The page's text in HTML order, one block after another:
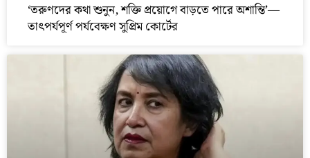
‘তরুণদের কথা শুনুন, শক্তি প্রয়োগে বাড়তে পারে অশান্তি’—
তাৎপর্যপূর্ণ পর্যবেক্ষণ সুপ্রিম কোর্টের